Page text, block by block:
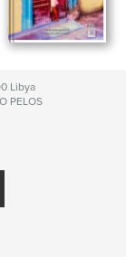
Libya
PELOS